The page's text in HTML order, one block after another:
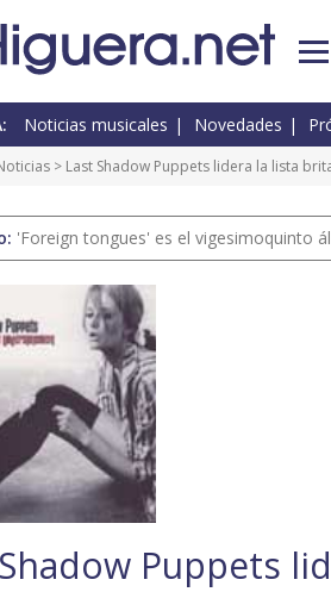
Noticias musicales Novedades
> Last Shadow Puppets lidera la lista
'Foreign tongues' es el vigesimoquinto
Puppets